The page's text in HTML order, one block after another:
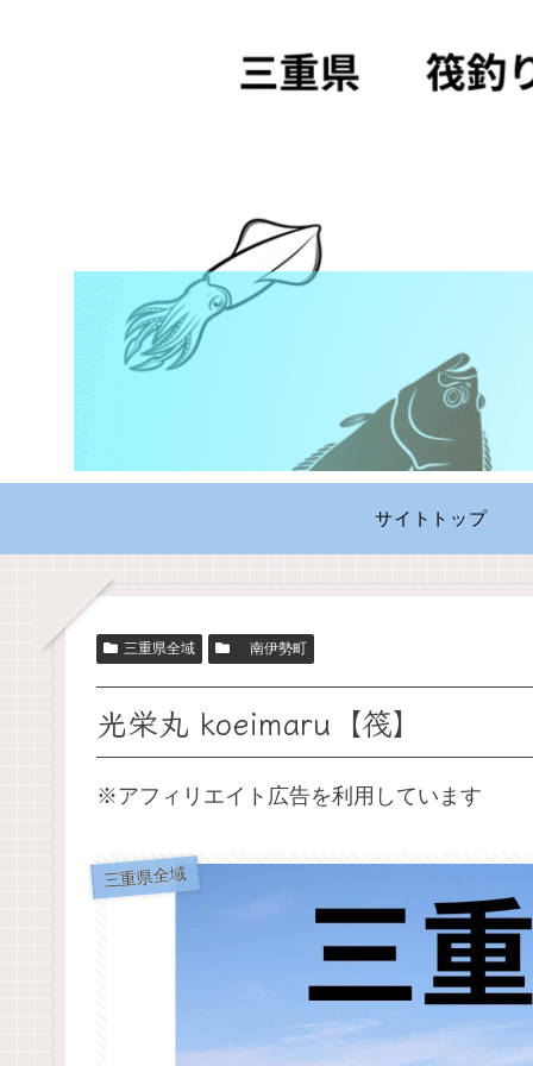
サイトトップ
三重県全域 南伊勢町
光栄丸 koeimaru【筏】
※アフィリエイト広告を利用しています
三重県全域